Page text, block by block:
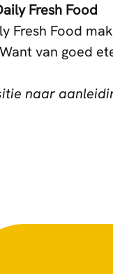
Fresh Food
Fresh Food
van goed
naar